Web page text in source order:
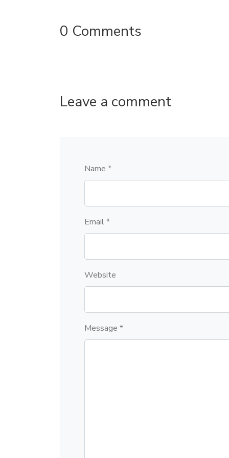
0 Comments
Leave a comment
Name *
Email *
Website
Message *